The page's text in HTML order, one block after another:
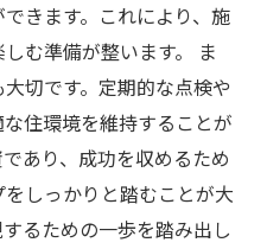
きます。これにより、施
む準備が整います。 ま
切です。定期的な点検や
住環境を維持することが
あり、成功を収めるため
しっかりと踏むことが大
るための一歩を踏み出し